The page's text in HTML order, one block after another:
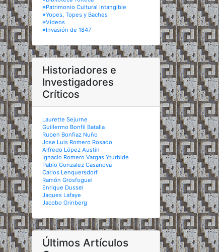
※Patrimonio Cultural Intangible
※Yopes, Topes y Baches
※Videos
※Invasión de 1847
Historiadores e
Investigadores
Críticos
Laurette Sejurne
Guillermo Bonfil Batalla
Ruben Bonfiaz Nuño
Jose Luis Romero Rosado
Alfredo López Austin
Ignacio Romero Vargas Yturbide
Pablo Gonzalez Casanova
Carlos Lenquersdorf
Ramón Grosfoguel
Enrique Dussel
Jaques Lafaye
Jacobo Grinberg
Últimos Artículos